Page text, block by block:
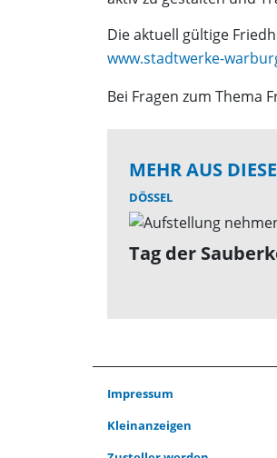
Die aktuell gültige
www.stadtwerke-
Bei Fragen zum Thema
MEHR AUS
DÖSSEL
Tag der
Impressum
Kleinanzeigen